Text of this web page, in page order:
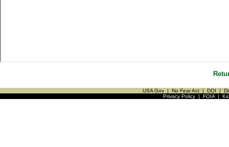
USA Gov | No Fear Act | DOI |
Privacy Policy| FOIA|